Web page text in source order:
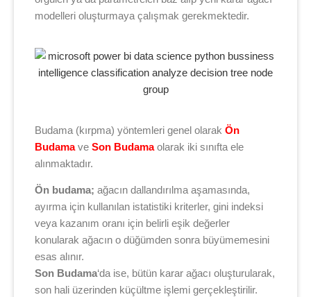
modelleri oluşturmaya çalışmak gerekmektedir.
Budama (kırpma) yöntemleri genel olarak Ön
Budamave Son Budamaolarak iki sınıfta ele
alınmaktadır.
Ön budama; ağacın dallandırılma aşamasında,
ayırma için kullanılan istatistiki kriterler, gini indeksi
veya kazanım oranı için belirli eşik değerler
konularak ağacın o düğümden sonra büyümemesini
esas alınır.
Son Budama‘da ise, bütün karar ağacı oluşturularak,
son hali üzerinden küçültme işlemi gerçekleştirilir.